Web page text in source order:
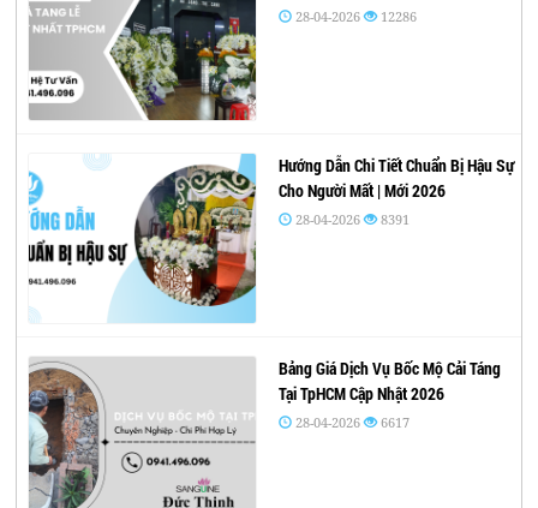
28-04-2026 12286
Hướng Dẫn Chi Tiết Chuẩn Bị Hậu Sự
Cho Người Mất | Mới 2026
28-04-2026 8391
Bảng Giá Dịch Vụ Bốc Mộ Cải Táng
Tại TpHCM Cập Nhật 2026
28-04-2026 6617